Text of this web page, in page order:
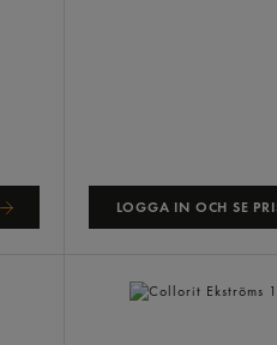
LOGGA IN OCH SE